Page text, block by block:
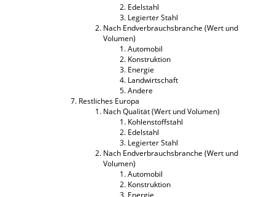
Edelstahl
Legierter Stahl
Nach Endverbrauchsbranche (Wert und
Volumen)
Automobil
Konstruktion
Energie
Landwirtschaft
Andere
Restliches Europa
Nach Qualität (Wert und Volumen)
Kohlenstoffstahl
Edelstahl
Legierter Stahl
Nach Endverbrauchsbranche (Wert und
Volumen)
Automobil
Konstruktion
Energie